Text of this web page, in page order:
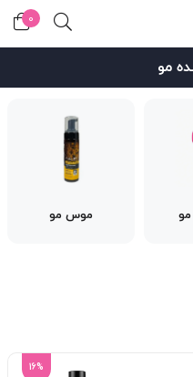
0
مو
موس مو
16%